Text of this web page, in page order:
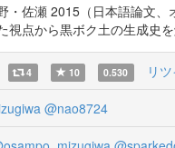
佐瀬 2015（日本語論文
点から黒ボク土の生成史を
4 10 0.530 リ
@nao8724